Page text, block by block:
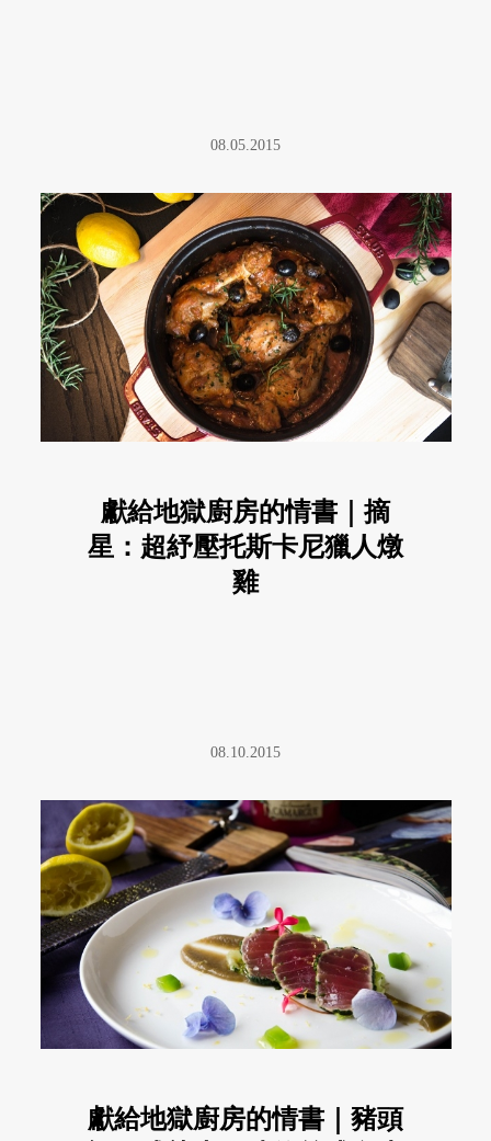
08.05.2015
獻給地獄廚房的情書｜摘
星：超紓壓托斯卡尼獵人燉
雞
08.10.2015
獻給地獄廚房的情書｜豬頭